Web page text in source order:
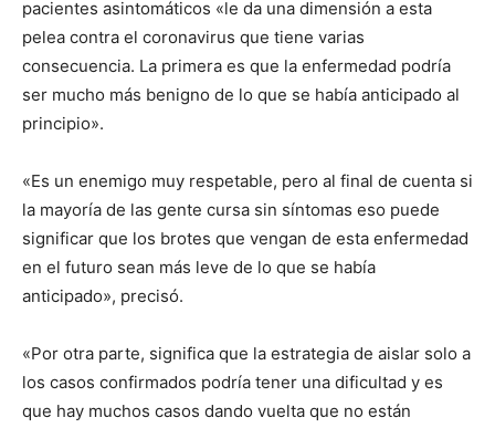
pacientes asintomáticos «le da una dimensión a esta
pelea contra el coronavirus que tiene varias
consecuencia. La primera es que la enfermedad podría
ser mucho más benigno de lo que se había anticipado al
principio».
«Es un enemigo muy respetable, pero al final de cuenta si
la mayoría de las gente cursa sin síntomas eso puede
significar que los brotes que vengan de esta enfermedad
en el futuro sean más leve de lo que se había
anticipado», precisó.
«Por otra parte, significa que la estrategia de aislar solo a
los casos confirmados podría tener una dificultad y es
que hay muchos casos dando vuelta que no están